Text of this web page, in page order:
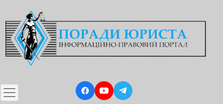
до
основного
вмісту